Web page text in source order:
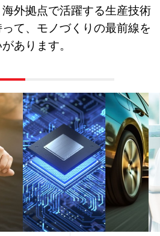
外拠点で活躍する生産技術
て、モノづくりの最前線を
あります。